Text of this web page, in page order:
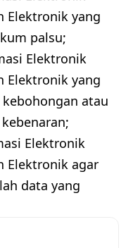
Elektronik yang
palsu;
Elektronik
Elektronik yang
atau
Elektronik
Elektronik agar
data yang